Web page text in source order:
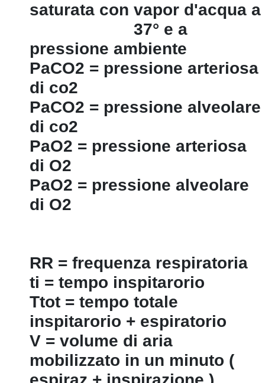
saturata con vapor d'acqua a
37° e a
pressione ambiente
PaCO2 = pressione arteriosa
di co2
PaCO2 = pressione alveolare
di co2
PaO2 = pressione arteriosa
di O2
PaO2 = pressione alveolare
di O2
RR = frequenza respiratoria
ti = tempo inspitarorio
Ttot = tempo totale
inspitarorio + espiratorio
V = volume di aria
mobilizzato in un minuto (